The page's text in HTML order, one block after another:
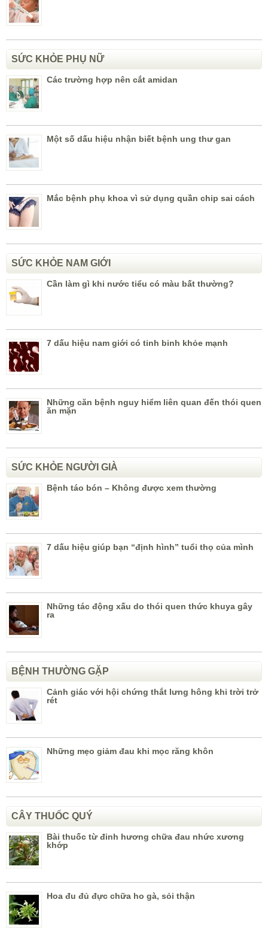
SỨC KHỎE PHỤ NỮ
Các trường hợp nên cắt amidan
Một số dấu hiệu nhận biết bệnh ung thư gan
Mắc bệnh phụ khoa vì sử dụng quần chip sai cách
SỨC KHỎE NAM GIỚI
Cần làm gì khi nước tiểu có màu bất thường?
7 dấu hiệu nam giới có tinh binh khỏe mạnh
Những căn bệnh nguy hiểm liên quan đến thói quen
ăn mặn
SỨC KHỎE NGƯỜI GIÀ
Bệnh táo bón – Không được xem thường
7 dấu hiệu giúp bạn “định hình” tuổi thọ của mình
Những tác động xấu do thói quen thức khuya gây
ra
BỆNH THƯỜNG GẶP
Cảnh giác với hội chứng thắt lưng hông khi trời trở
rét
Những mẹo giảm đau khi mọc răng khôn
CÂY THUỐC QUÝ
Bài thuốc từ đinh hương chữa đau nhức xương
khớp
Hoa đu đủ đực chữa ho gà, sỏi thận